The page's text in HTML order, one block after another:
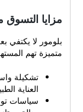
على ذلك كود خصم
الانتباه عند
مزايا التسوق من
متنوعة فحسب، بل
خدمات متميزة
الذكي:
مزايا التسوق
بلومور لا
متميزة تهم
تشكيلة
العناية
سياسات